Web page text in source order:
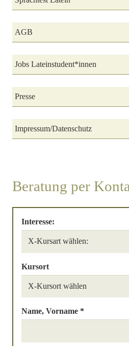
AGB
Jobs Lateinstudent*innen
Presse
Impressum/Datenschutz
Beratung per
Interesse:
Kursort
Name, Vorname *